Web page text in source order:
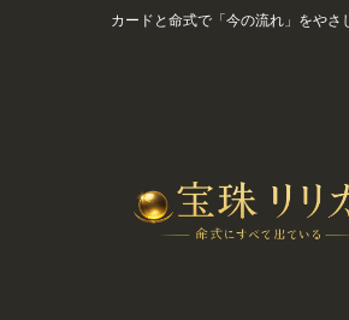
カードと命式で「今の流れ」をやさ